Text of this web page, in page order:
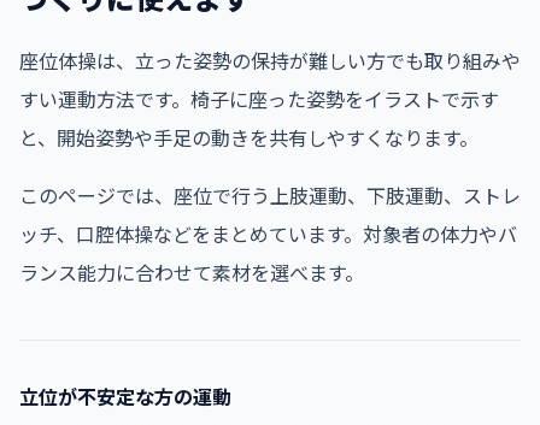
座位体操は、立った姿勢の保持が難しい方でも取り組みや
すい運動方法です。椅子に座った姿勢をイラストで示す
と、開始姿勢や手足の動きを共有しやすくなります。
このページでは、座位で行う上肢運動、下肢運動、ストレ
ッチ、口腔体操などをまとめています。対象者の体力やバ
ランス能力に合わせて素材を選べます。
立位が不安定な方の運動